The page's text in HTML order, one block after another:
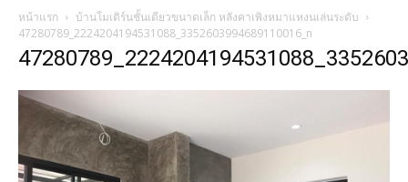
หน้าแรก
บ้านโมเดิร์นชั้นเดียวขนาดเล็ก หลังคาเพิงหมาแหงนเล่นระดับ
47280789_2224204194531088_3352603994689110016_n